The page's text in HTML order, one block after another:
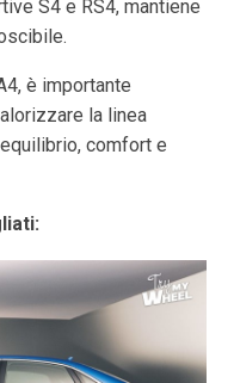
S4 e RS4, mantiene
è importante
la linea
comfort e